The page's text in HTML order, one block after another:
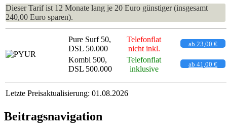
Dieser Tarif ist 12 Monate lang je 20 Euro günstiger (insgesamt
240,00 Euro sparen).
Pure Surf 50,
DSL 50.000
Telefonflat
nicht inkl.
ab 23,00 €
Kombi 500,
DSL 500.000
Telefonflat
inklusive
ab 41,00 €
Letzte Preisaktualisierung: 01.08.2026
Beitragsnavigation